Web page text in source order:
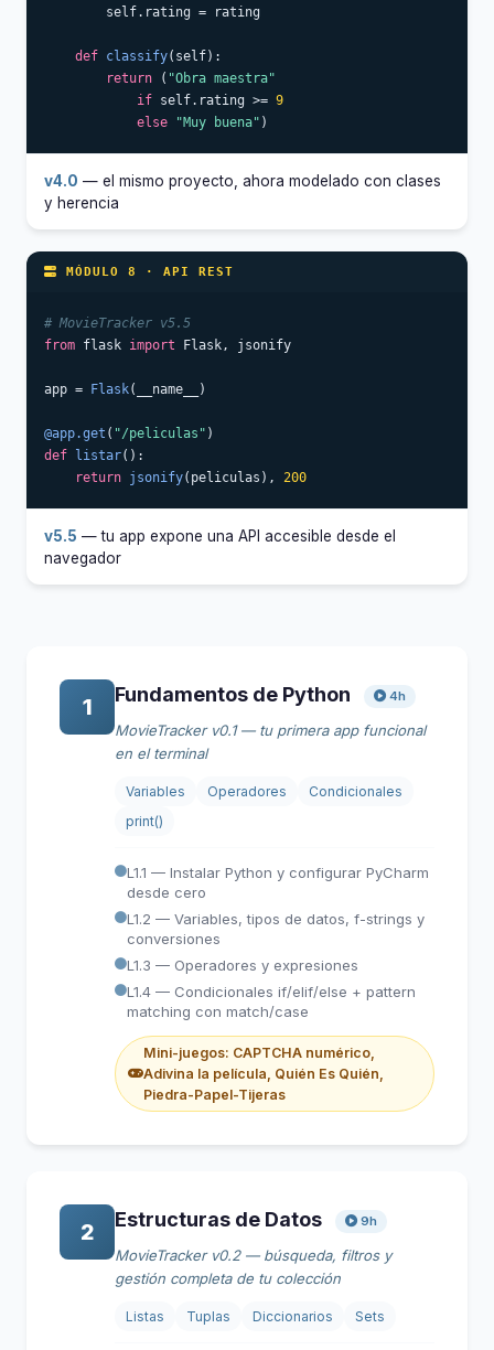
        self.rating = rating
def classify(self):
return ( "Obra maestra"
if self.rating >= 9
else
"Muy buena" )
v4.0 — el mismo proyecto, ahora modelado con clases
y herencia
MÓDULO 8 · API REST
# MovieTracker v5.5
from flask import Flask, jsonify
app = Flask(__name__)
@app.get ( "/peliculas"
def
listar():
return jsonify(peliculas), 200
v5.5 — tu app expone una API accesible desde el
navegador
1 Fundamentos de Python 4h
MovieTracker v0.1 — tu primera app funcional
en el terminal
Variables Operadores
Condicionales
print()
L1.1 — Instalar Python y configurar PyCharm
desde cero
L1.2 — Variables, tipos de datos, f-strings y
conversiones
L1.3 — Operadores y expresiones
L1.4 — Condicionales if/elif/else + pattern
matching con match/case
Mini-juegos: CAPTCHA numérico,
Adivina la película, Quién Es Quién,
Piedra-Papel-Tijeras
2 Estructuras de Datos 9h
MovieTracker v0.2 — búsqueda, filtros y
gestión completa de tu colección
Listas Tuplas Diccionarios Sets